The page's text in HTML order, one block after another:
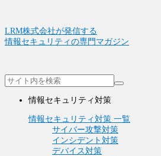
LRM株式会社が発信する
情報セキュリティの専門マガジン
情報セキュリティ対策
情報セキュリティ対策 一覧
サイバー攻撃対策
インシデント対策
デバイス対策